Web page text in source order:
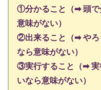
①分かること（➡ 頭で
意味がない）
②出来ること（➡ やろ
なら意味がない）
③実行すること（➡ 実
いなら意味がない）